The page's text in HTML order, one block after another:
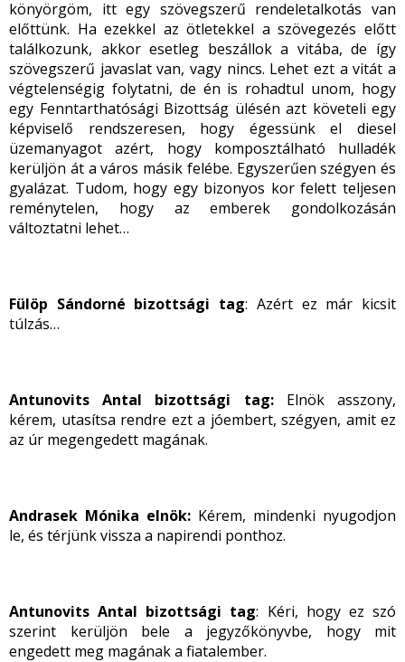
könyörgöm, itt egy szövegszerű rendeletalkotás van
előttünk. Ha ezekkel az ötletekkel a szövegezés előtt
találkozunk, akkor esetleg beszállok a vitába, de így
szövegszerű javaslat van, vagy nincs. Lehet ezt a vitát a
végtelenségig folytatni, de én is rohadtul unom, hogy
egy Fenntarthatósági Bizottság ülésén azt követeli egy
képviselő rendszeresen, hogy égessünk el diesel
üzemanyagot azért, hogy komposztálható hulladék
kerüljön át a város másik felébe. Egyszerűen szégyen és
gyalázat. Tudom, hogy egy bizonyos kor felett teljesen
reménytelen, hogy az emberek gondolkozásán
változtatni lehet…
Fülöp Sándorné bizottsági tag: Azért ez már kicsit
túlzás…
Antunovits Antal bizottsági tag:Elnök asszony,
kérem, utasítsa rendre ezt a jóembert, szégyen, amit ez
az úr megengedett magának.
Andrasek Mónika elnök: Kérem, mindenki nyugodjon
le, és térjünk vissza a napirendi ponthoz.
Antunovits Antal bizottsági tag: Kéri, hogy ez szó
szerint kerüljön bele a jegyzőkönyvbe, hogy mit
engedett meg magának a fiatalember.